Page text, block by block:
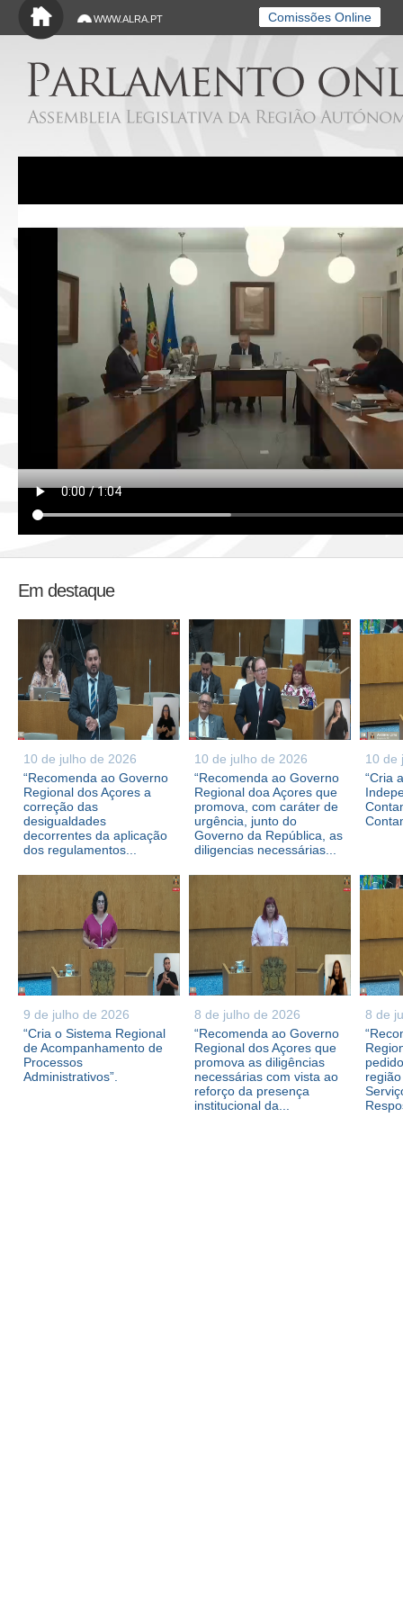
Saltar para o conteúdo principal
WWW.ALRA.PT Comissões Online
Em destaque
10 de julho de 2026
“Recomenda ao Governo
Regional dos Açores a
correção das
desigualdades
decorrentes da aplicação
dos regulamentos...
10 de julho de 2026
“Recomenda ao Governo
Regional doa Açores que
promova, com caráter de
urgência, junto do
Governo da República, as
diligencias necessárias...
10 de
“Cria
9 de julho de 2026
“Cria o Sistema Regional
de Acompanhamento de
Processos
Administrativos”.
8 de julho de 2026
“Recomenda ao Governo
Regional dos Açores que
promova as diligências
necessárias com vista ao
reforço da presença
institucional da...
8 de